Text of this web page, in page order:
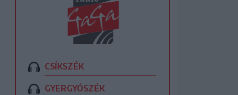
CSÍKSZÉK
GYERGYÓSZÉK